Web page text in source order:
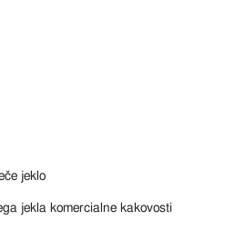
jeklo
jekla komercialne kakovosti